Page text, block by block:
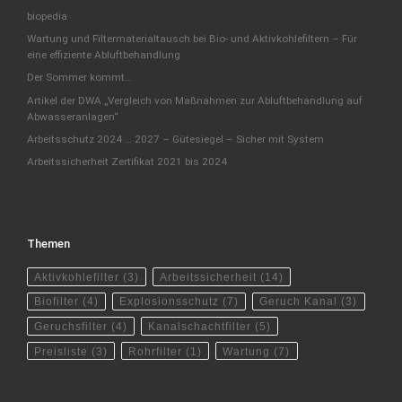
biopedia
Wartung und Filtermaterialtausch bei Bio- und Aktivkohlefiltern – Für
eine effiziente Abluftbehandlung
Der Sommer kommt…
Artikel der DWA „Vergleich von Maßnahmen zur Abluftbehandlung auf
Abwasseranlagen“
Arbeitsschutz 2024 … 2027 – Gütesiegel – Sicher mit System
Arbeitssicherheit Zertifikat 2021 bis 2024
Themen
Aktivkohlefilter (3) Arbeitssicherheit (14)
Biofilter (4) Explosionsschutz (7) Geruch Kanal (3)
Geruchsfilter (4) Kanalschachtfilter (5)
Preisliste (3) Rohrfilter (1) Wartung (7)